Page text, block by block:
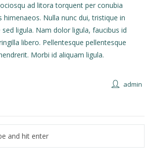
ad litora torquent per conubia
Nulla nunc dui, tristique in
ligula. Nam dolor ligula, faucibus id
libero. Pellentesque pellentesque
Morbi id aliquam ligula.
admin